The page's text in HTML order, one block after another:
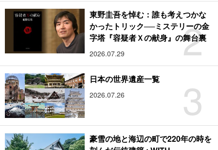
2
東野圭吾を悼む：誰も考えつかな
かったトリック──ミステリーの金
字塔『容疑者Ｘの献身』の舞台裏
2026.07.29
3
日本の世界遺産一覧
2026.07.26
豪雪の地と海辺の町で220年の時を